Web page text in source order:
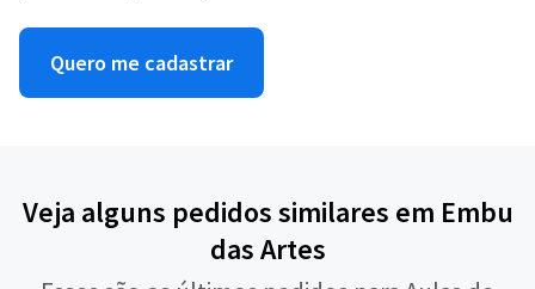
Quero me cadastrar
Veja alguns pedidos similares em Embu
das Artes